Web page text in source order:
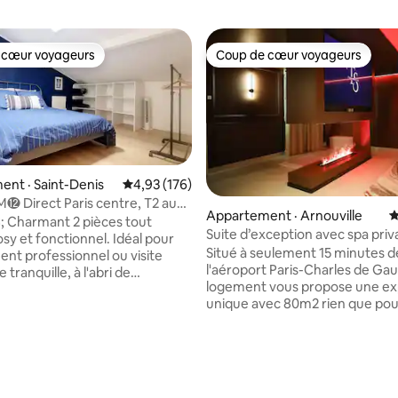
cœur voyageurs
voyageurs
· Saint-Denis Note moyenne de 4,93 sur 5, 176
4,93 (176)
Direct Paris centre, T2 au
Charmant 2 pièces tout
et fonctionnel. Idéal pour
professionnel ou visite
tranquille, à l'abri de
Coup de cœur voyageurs
Coup de cœur voyageurs
Appartement · Arnouville
Suite d’exception avec spa
Situé à seulement 15 minutes
l'aéroport Paris-Charles de
logement vous propose une
unique avec 80m2 rien que